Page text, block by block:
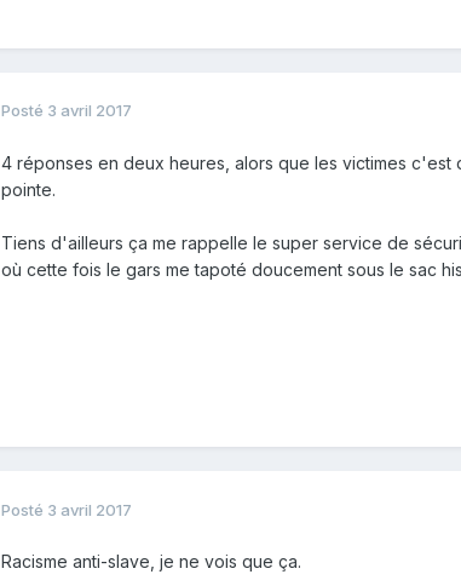
Posté 3 avril 2017
4 réponses en deux heures, alors que les victimes
pointe.
Tiens d'ailleurs ça me rappelle le super service de
où cette fois le gars me tapoté doucement sous le sac
Posté 3 avril 2017
Racisme anti-slave, je ne vois que ça.